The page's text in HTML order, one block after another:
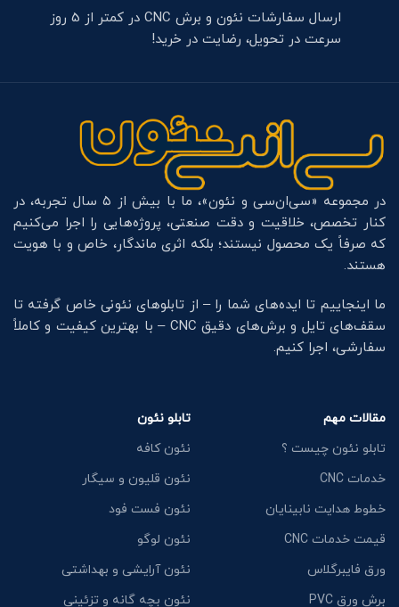
ارسال سفارشات نئون و برش CNC در کمتر از 5 روز
سرعت در تحویل، رضایت در خرید!
در مجموعه «سی‌ان‌سی و نئون»، ما با بیش از ۵ سال تجربه، در
کنار تخصص، خلاقیت و دقت صنعتی، پروژه‌هایی را اجرا می‌کنیم
که صرفاً یک محصول نیستند؛ بلکه اثری ماندگار، خاص و با هویت
هستند.
ما اینجاییم تا ایده‌های شما را – از تابلوهای نئونی خاص گرفته تا
سقف‌های تایل و برش‌های دقیق CNC – با بهترین کیفیت و کاملاً
سفارشی، اجرا کنیم.
مقالات مهم
تابلو نئون چیست ؟
خدمات CNC
خطوط هدایت نابینایان
قیمت خدمات CNC
ورق فایبرگلاس
برش ورق PVC
تابلو نئون
نئون کافه
نئون قلیون و سیگار
نئون فست فود
نئون لوگو
نئون آرایشی و بهداشتی
نئون بچه گانه و تزئینی